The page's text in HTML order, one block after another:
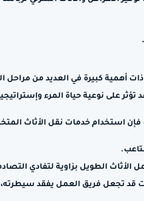
أهمية كبيرة في العديد من مراحل
على نوعية حياة المرء
فإن استخدام خدمات نقل الأثاث
الطويل بزاوية لتفادي
قد تجعل فريق العمل يفقد سيطرته،